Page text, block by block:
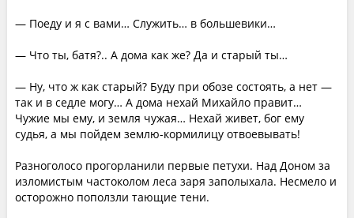
— Поеду и я с вами… Служить… в большевики…
— Что ты, батя?.. А дома как же? Да и старый ты…
— Ну, что ж как старый? Буду при обозе состоять, а нет —
так и в седле могу… А дома нехай Михайло правит…
Чужие мы ему, и земля чужая… Нехай живет, бог ему
судья, а мы пойдем землю-кормилицу отвоевывать!
Разноголосо прогорланили первые петухи. Над Доном за
изломистым частоколом леса заря заполыхала. Несмело и
осторожно поползли тающие тени.